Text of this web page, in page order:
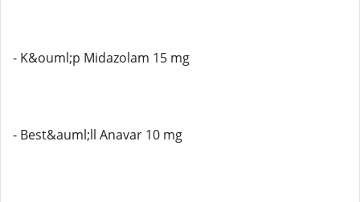
- K&ouml;p Midazolam 15 mg
- Best&auml;ll Anavar 10 mg